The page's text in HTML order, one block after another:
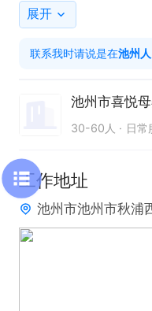
专业素养与服务意识
3. 负责产妇产后护理
处理产后突发不适
4. 监管新生儿日常护
触、黄疸监测、脐部
理，确保新生儿健康
展开
联系我时请说是在池州
池州市喜悦
30-60人 日常
工作地址
池州市池州市秋浦